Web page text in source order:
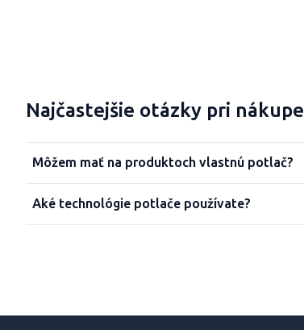
Najčastejšie otázky pri nákupe
Môžem mať na produktoch vlastnú potlač?
Aké technológie potlače používate?